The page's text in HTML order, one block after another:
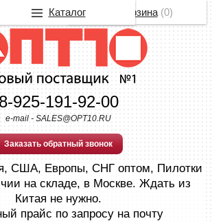
8-925-191-92-00
e-mail - SALES@OPT10.RU
Заказать обратный звонок
США, Европы, СНГ оптом, Пилотки
на складе, в Москве. Ждать из
Китая не нужно.
прайс по запросу на почту
Корзина(0)
Каталог